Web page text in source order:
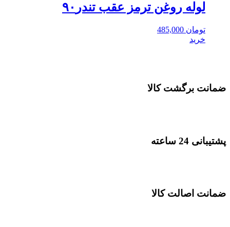
لوله روغن ترمز عقب تندر۹۰
تومان
خرید
ضمانت برگشت کالا
پشتیبانی 24 ساعته
ضمانت اصالت کالا